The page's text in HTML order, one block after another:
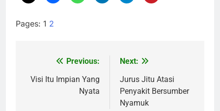
Pages: 1 2
Navigasi
pos
Previous:
Visi Itu Impian Yang
Nyata
Next:
Jurus Jitu Atasi
Penyakit Bersumber
Nyamuk